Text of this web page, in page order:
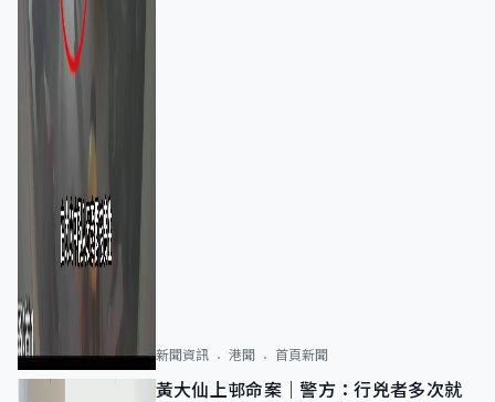
新聞資訊 港聞 首頁新聞
黃大仙上邨命案｜警方：行兇者多次就